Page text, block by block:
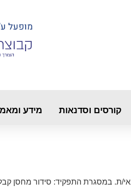
קורסים וסדנאות מידע